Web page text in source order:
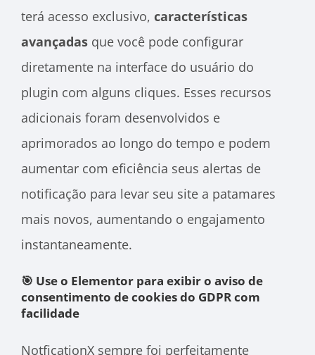
terá acesso exclusivo, características
avançadas que você pode configurar
diretamente na interface do usuário do
plugin com alguns cliques. Esses recursos
adicionais foram desenvolvidos e
aprimorados ao longo do tempo e podem
aumentar com eficiência seus alertas de
notificação para levar seu site a patamares
mais novos, aumentando o engajamento
instantaneamente.
🎯 Use o Elementor para exibir o aviso de
consentimento de cookies do GDPR com
facilidade
NotficationX sempre foi perfeitamente